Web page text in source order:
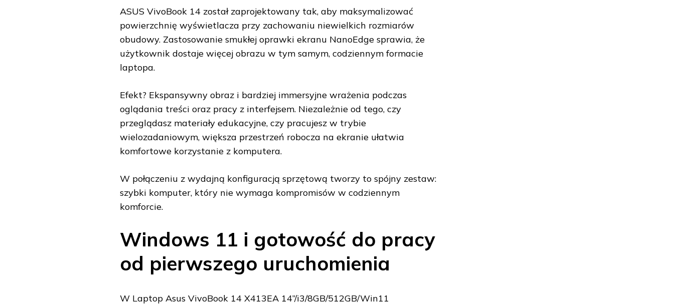
ASUS VivoBook 14 został zaprojektowany tak, aby maksymalizować
powierzchnię wyświetlacza przy zachowaniu niewielkich rozmiarów
obudowy. Zastosowanie smukłej oprawki ekranu NanoEdge sprawia, że
użytkownik dostaje więcej obrazu w tym samym, codziennym formacie
laptopa.
Efekt? Ekspansywny obraz i bardziej immersyjne wrażenia podczas
oglądania treści oraz pracy z interfejsem. Niezależnie od tego, czy
przeglądasz materiały edukacyjne, czy pracujesz w trybie
wielozadaniowym, większa przestrzeń robocza na ekranie ułatwia
komfortowe korzystanie z komputera.
W połączeniu z wydajną konfiguracją sprzętową tworzy to spójny zestaw:
szybki komputer, który nie wymaga kompromisów w codziennym
komforcie.
Windows 11 i gotowość do pracy
od pierwszego uruchomienia
W Laptop Asus VivoBook 14 X413EA 14”/i3/8GB/512GB/Win11